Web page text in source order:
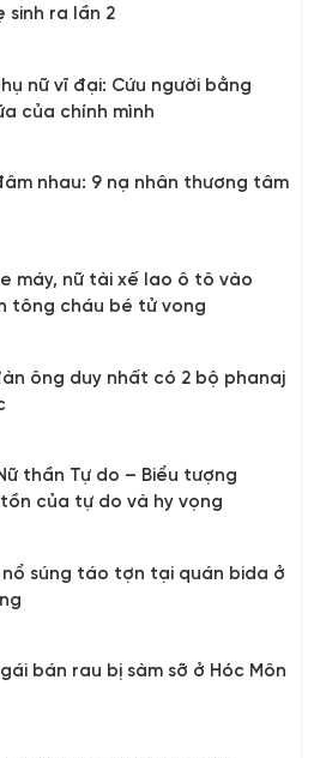
sinh ra lần 2
nữ vĩ đại: Cứu người bằng
của chính mình
nhau: 9 nạ nhân thương tâm
máy, nữ tài xế lao ô tô vào
tông cháu bé tử vong
ông duy nhất có 2 bộ phanaj
thần Tự do – Biểu tượng
của tự do và hy vọng
nổ súng táo tợn tại quán bida ở
bán rau bị sàm sỡ ở Hóc Môn